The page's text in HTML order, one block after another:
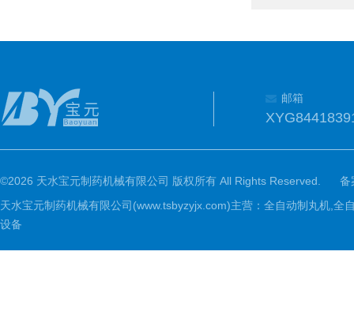
邮箱
©2026 天水宝元制药机械有限公司 版权所有 All Rights Reserved.
备
天水宝元制药机械有限公司(www.tsbyzyjx.com)主营：全自动制丸机,
设备